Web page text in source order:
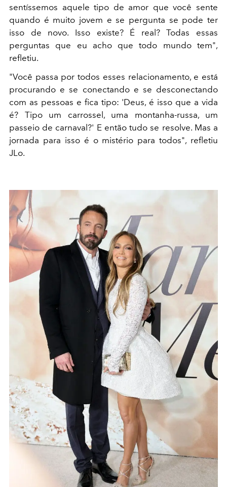
sentíssemos aquele tipo de amor que você sente
quando é muito jovem e se pergunta se pode ter
isso de novo. Isso existe? É real? Todas essas
perguntas que eu acho que todo mundo tem",
refletiu.
"Você passa por todos esses relacionamento, e está
procurando e se conectando e se desconectando
com as pessoas e fica tipo: 'Deus, é isso que a vida
é? Tipo um carrossel, uma montanha-russa, um
passeio de carnaval?' E então tudo se resolve. Mas a
jornada para isso é o mistério para todos", refletiu
JLo.